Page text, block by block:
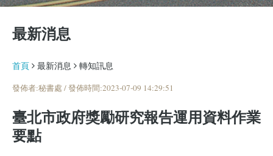
最新消息
首頁 最新消息 轉知訊息
發佈者:秘書處 / 發佈時間:2023-07-09 14:29:51
臺北市政府獎勵研究報告運用資料作業
要點